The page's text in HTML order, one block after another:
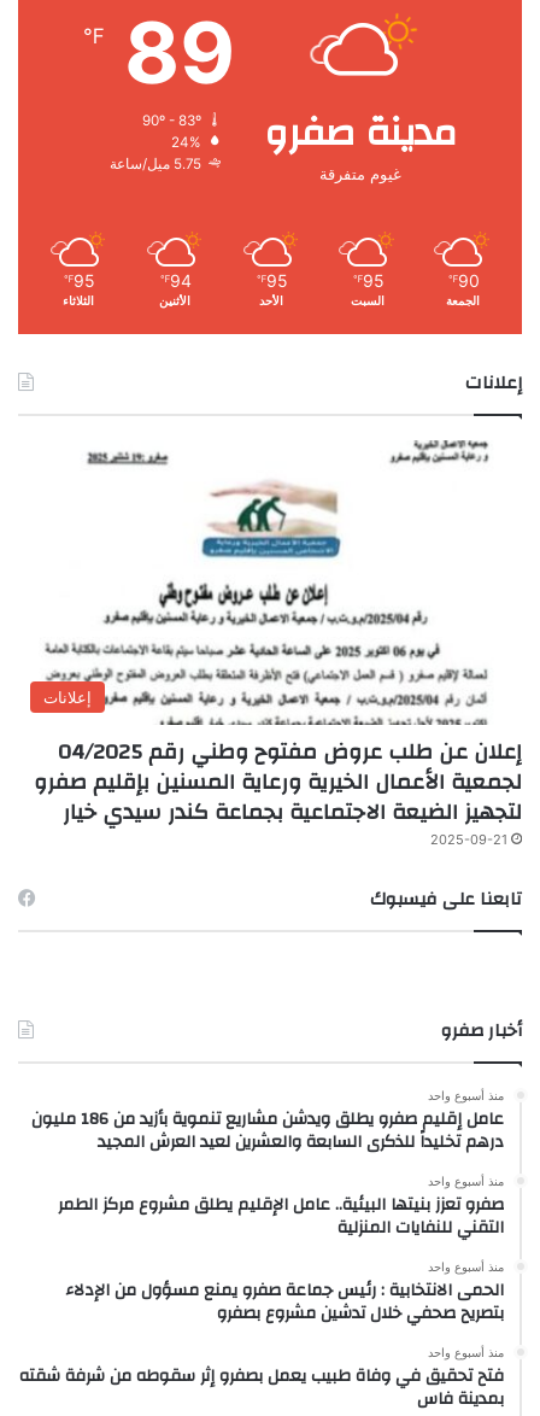
مدينة صفرو
غيوم متفرقة
89
℉
24%
5.75 ميل/ساعة
90
℉
الجمعة
95
℉
السبت
95
℉
الأحد
94
℉
الأثنين
95
℉
الثلاثاء
إعلانات
إعلانات
إعلان عن طلب عروض مفتوح وطني رقم 04/2025
لجمعية الأعمال الخيرية ورعاية المسنين بإقليم صفرو
لتجهيز الضيعة الاجتماعية بجماعة كندر سيدي خيار
2025-09-21
تابعنا على فيسبوك
أخبار صفرو
منذ أسبوع واحد
عامل إقليم صفرو يطلق ويدشن مشاريع تنموية بأزيد من 186 مليون
درهم تخليداً للذكرى السابعة والعشرين لعيد العرش المجيد
منذ أسبوع واحد
صفرو تعزز بنيتها البيئية.. عامل الإقليم يطلق مشروع مركز الطمر
التقني للنفايات المنزلية
منذ أسبوع واحد
الحمى الانتخابية : رئيس جماعة صفرو يمنع مسؤول من الإدلاء
بتصريح صحفي خلال تدشين مشروع بصفرو
منذ أسبوع واحد
فتح تحقيق في وفاة طبيب يعمل بصفرو إثر سقوطه من شرفة شقته
بمدينة فاس